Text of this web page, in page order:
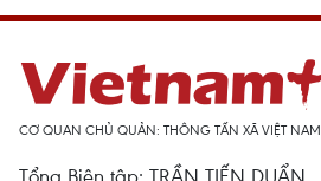
CƠ QUAN CHỦ QUẢN: THÔNG TẤN XÃ VIỆT NAM